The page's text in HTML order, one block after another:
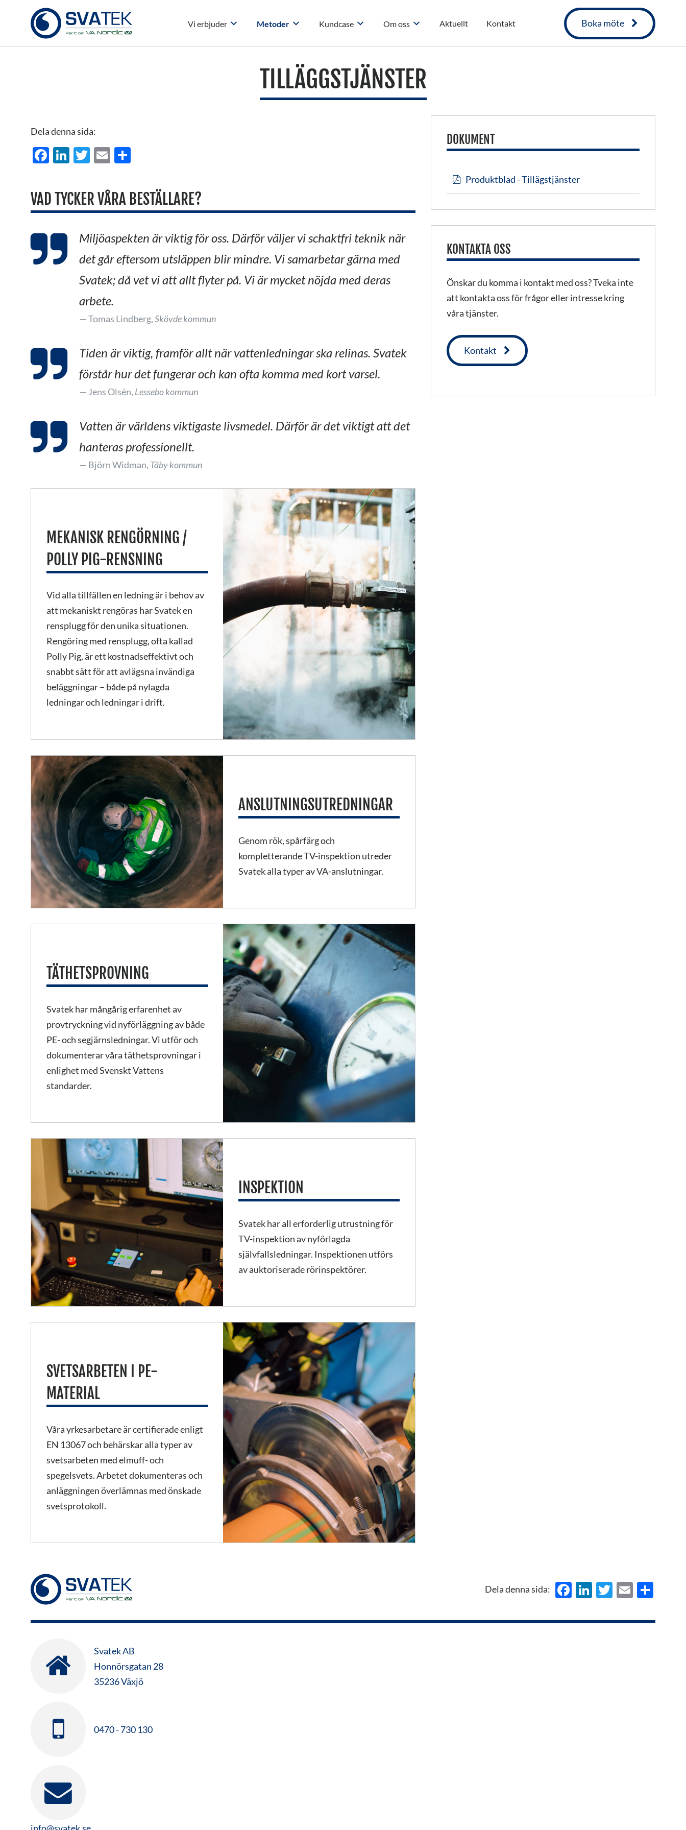
Vi erbjuder Metoder Kundcase Om oss Aktuellt Kontakt Boka möte
TILLÄGGSTJÄNSTER
Dela denna sida:
Facebook
LinkedIn
Twitter
Email
VAD TYCKER VÅRA BESTÄLLARE?
Miljöaspekten är viktig för oss. Därför väljer vi schaktfri teknik när
det går eftersom utsläppen blir mindre. Vi samarbetar gärna med
Svatek; då vet vi att allt flyter på. Vi är mycket nöjda med deras
arbete.
Tomas Lindberg,Skövde kommun
Tiden är viktig, framför allt när vattenledningar ska relinas. Svatek
förstår hur det fungerar och kan ofta komma med kort varsel.
Jens Olsén, Lessebo kommun
Vatten är världens viktigaste livsmedel. Därför är det viktigt att det
hanteras professionellt.
Björn Widman, Täby kommun
MEKANISK RENGÖRNING /
POLLY PIG-RENSNING
Vid alla tillfällen en ledning är i behov av
att mekaniskt rengöras har Svatek en
rensplugg för den unika situationen.
Rengöring med rensplugg, ofta kallad
Polly Pig, är ett kostnadseffektivt och
snabbt sätt för att avlägsna invändiga
beläggningar – både på nylagda
ledningar och ledningar i drift.
ANSLUTNINGSUTREDNINGAR
Genom rök, spårfärg och
kompletterande TV-inspektion utreder
Svatek alla typer av VA-anslutningar.
TÄTHETSPROVNING
Svatek har mångårig erfarenhet av
provtryckning vid nyförläggning av både
PE- och segjärnsledningar. Vi utför och
dokumenterar våra täthetsprovningar i
enlighet med Svenskt Vattens
standarder.
INSPEKTION
Svatek har all erforderlig utrustning för
TV-inspektion av nyförlagda
självfallsledningar. Inspektionen utförs
av auktoriserade rörinspektörer.
SVETSARBETEN I PE-
MATERIAL
Våra yrkesarbetare är certifierade enligt
EN 13067 och behärskar alla typer av
svetsarbeten med elmuff- och
spegelsvets. Arbetet dokumenteras och
anläggningen överlämnas med önskade
svetsprotokoll.
DOKUMENT
Produktblad - Tillägstjänster
KONTAKTA OSS
Önskar du komma i kontakt med oss? Tveka inte
att kontakta oss för frågor eller intresse kring
våra tjänster.
Kontakt
Dela denna sida: Facebook
LinkedIn
Twitter
Email
Svatek AB
Honnörsgatan 28
35236 Växjö
0470 - 730 130